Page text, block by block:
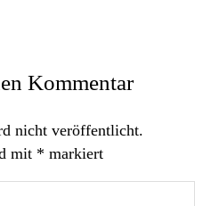
Kommentar
nicht veröffentlicht.
mit * markiert